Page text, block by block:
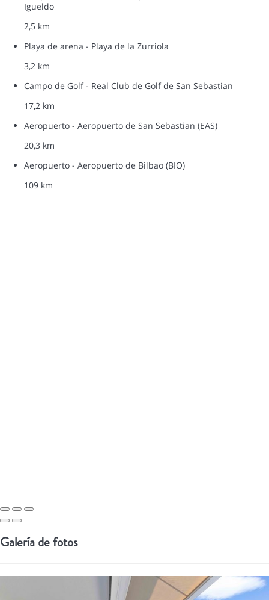
Igueldo
2,5 km
Playa de arena - Playa de la Zurriola
3,2 km
Campo de Golf - Real Club de Golf de San Sebastian
17,2 km
Aeropuerto - Aeropuerto de San Sebastian (EAS)
20,3 km
Aeropuerto - Aeropuerto de Bilbao (BIO)
109 km
Galería de fotos